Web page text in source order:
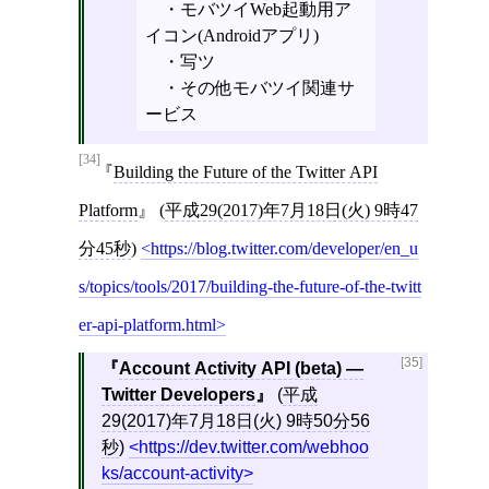
・モバツイWeb起動用ア
イコン(Androidアプリ)
・写ツ
・その他モバツイ関連サ
ービス
[34]
Building the Future of the Twitter API
Platform (平成29(2017)年7月18日(火) 9時47
分45秒) https://blog.twitter.com/developer/en_u
s/topics/tools/2017/building-the-future-of-the-twitt
er-api-platform.html
[35]
Account Activity API (beta) —
Twitter Developers
(平成
29(2017)年7月18日(火) 9時50分56
秒)
https://dev.twitter.com/webhoo
ks/account-activity